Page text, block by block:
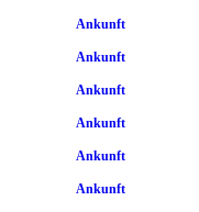
Ankunft
Ankunft
Ankunft
Ankunft
Ankunft
Ankunft